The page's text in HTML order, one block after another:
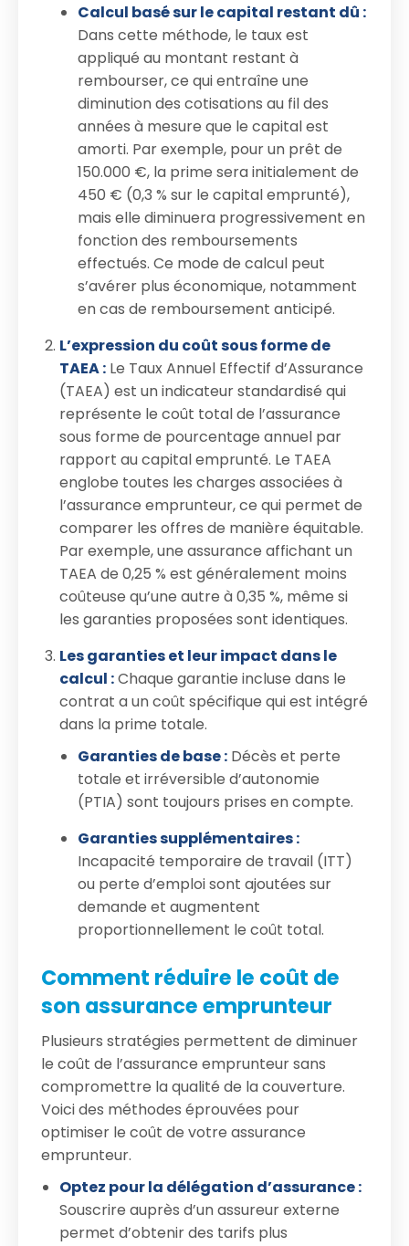
Calcul basé sur le capital restant dû :
Dans cette méthode, le taux est
appliqué au montant restant à
rembourser, ce qui entraîne une
diminution des cotisations au fil des
années à mesure que le capital est
amorti. Par exemple, pour un prêt de
150.000 €, la prime sera initialement de
450 € (0,3 % sur le capital emprunté),
mais elle diminuera progressivement en
fonction des remboursements
effectués. Ce mode de calcul peut
s’avérer plus économique, notamment
en cas de remboursement anticipé.
L’expression du coût sous forme de
TAEA : Le Taux Annuel Effectif d’Assurance
(TAEA) est un indicateur standardisé qui
représente le coût total de l’assurance
sous forme de pourcentage annuel par
rapport au capital emprunté. Le TAEA
englobe toutes les charges associées à
l’assurance emprunteur, ce qui permet de
comparer les offres de manière équitable.
Par exemple, une assurance affichant un
TAEA de 0,25 % est généralement moins
coûteuse qu’une autre à 0,35 %, même si
les garanties proposées sont identiques.
Les garanties et leur impact dans le
calcul :Chaque garantie incluse dans le
contrat a un coût spécifique qui est intégré
dans la prime totale.
Garanties de base : Décès et perte
totale et irréversible d’autonomie
(PTIA) sont toujours prises en compte.
Garanties supplémentaires :
Incapacité temporaire de travail (ITT)
ou perte d’emploi sont ajoutées sur
demande et augmentent
proportionnellement le coût total.
Comment réduire le coût de
son assurance emprunteur
Plusieurs stratégies permettent de diminuer
le coût de l’assurance emprunteur sans
compromettre la qualité de la couverture.
Voici des méthodes éprouvées pour
optimiser le coût de votre assurance
emprunteur.
Optez pour la délégation d’assurance :
Souscrire auprès d’un assureur externe
permet d’obtenir des tarifs plus